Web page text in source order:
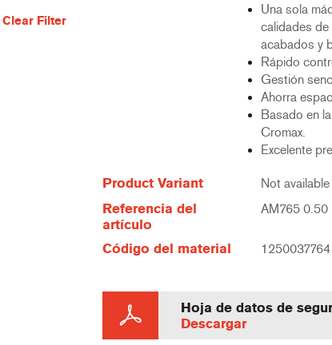
Clear Filter
Una sola
calidades
acabados y
Rápido
Gestión
Ahorra
Basado en
Cromax.
Excelente
Product Variant Not available
Referencia del
artículo
AM765 0.50
Código del material 1250037764
Hoja de datos de
Descargar